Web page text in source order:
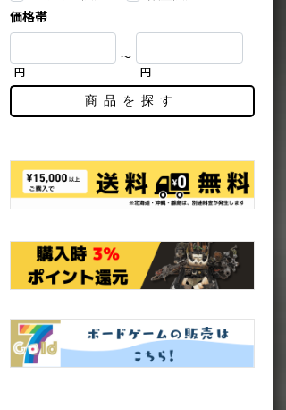
価格帯
円
～
円
商品を探す